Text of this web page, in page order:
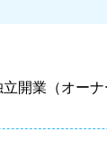
開業（オー